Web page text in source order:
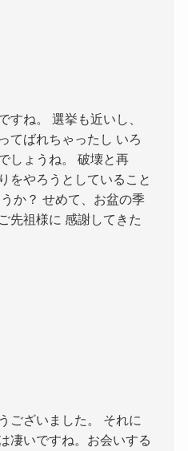
すね。 選挙も近いし、
てばれちゃったし いろ
しょうね。 破壊と再
をやろうとしていること
か？ せめて、お盆の季
先祖様に 感謝してきた
ございました。 それに
凄いですね。お会いする